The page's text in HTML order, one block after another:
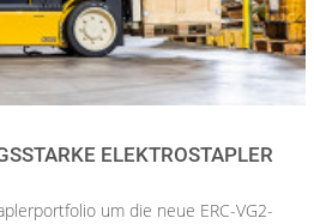
ELEKTROSTAPLER
um die neue ERC-VG2-